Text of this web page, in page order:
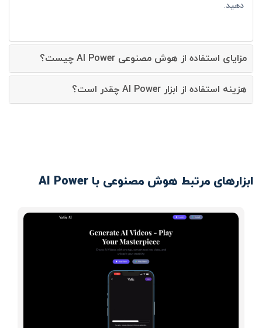
دهید.
مزایای استفاده از هوش مصنوعی AI Power چیست؟
هزینه استفاده از ابزار AI Power چقدر است؟
ابزارهای مرتبط هوش مصنوعی با AI Power